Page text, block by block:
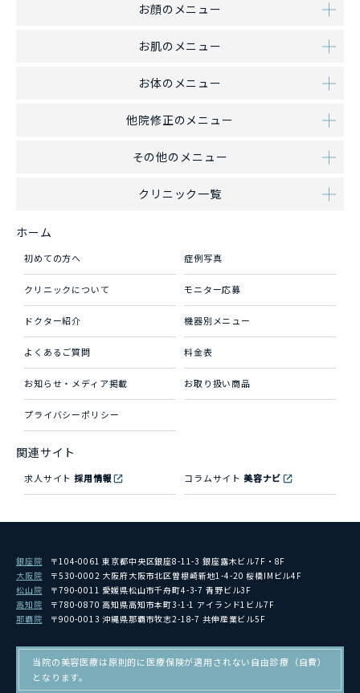
お顔のメニュー
お肌のメニュー
お体のメニュー
他院修正のメニュー
その他のメニュー
クリニック一覧
ホーム
初めての方へ 症例写真
クリニックについて モニター応募
ドクター紹介 機器別メニュー
よくあるご質問 料金表
お知らせ・メディア掲載 お取り扱い商品
プライバシーポリシー
関連サイト
求人サイト採用情報 コラムサイト 美容ナビ
銀座院
〒104-0061 東京都中央区銀座8-11-3 銀座露木ビル7F・8F
大阪院
〒530-0002 大阪府大阪市北区曽根崎新地1-4-20 桜橋IMビル4F
松山院
〒790-0011 愛媛県松山市千舟町4-3-7 青野ビル3F
高知院
〒780-0870 高知県高知市本町3-1-1 アイランド1ビル7F
那覇院
〒900-0013 沖縄県那覇市牧志2-18-7 共伸産業ビル5F
当院の美容医療は原則的に医療保険が適用されない自由診療（自費）
となります。